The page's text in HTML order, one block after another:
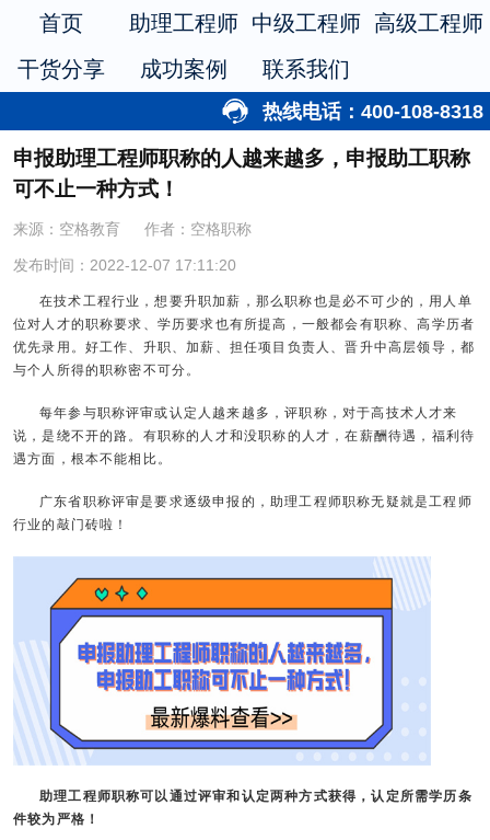
首页 助理工程师 中级工程师 高级工程师
干货分享
成功案例 联系我们
热线电话：400-108-8318
申报助理工程师职称的人越来越多，申报助工职称
可不止一种方式！
来源：空格教育 作者：空格职称
发布时间：2022-12-07 17:11:20
在技术工程行业，想要升职加薪，那么职称也是必不可少的，用人单
位对人才的职称要求、学历要求也有所提高，一般都会有职称、高学历者
优先录用。好工作、升职、加薪、担任项目负责人、晋升中高层领导，都
与个人所得的职称密不可分。
每年参与职称评审或认定人越来越多，评职称，对于高技术人才来
说，是绕不开的路。有职称的人才和没职称的人才，在薪酬待遇，福利待
遇方面，根本不能相比。
广东省职称评审是要求逐级申报的，助理工程师职称无疑就是工程师
行业的敲门砖啦！
助理工程师职称可以通过评审和认定两种方式获得，认定所需学历条
件较为严格！